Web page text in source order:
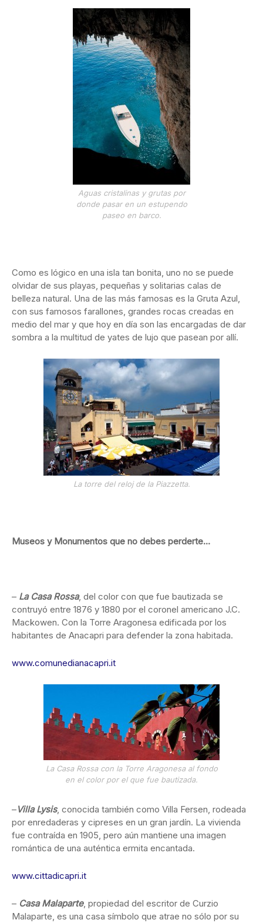
Aguas cristalinas y grutas por
donde pasar en un estupendo
paseo en barco.
Como es lógico en una isla tan bonita, uno no se puede
olvidar de sus playas, pequeñas y solitarias calas de
belleza natural. Una de las más famosas es la Gruta Azul,
con sus famosos farallones, grandes rocas creadas en
medio del mar y que hoy en día son las encargadas de dar
sombra a la multitud de yates de lujo que pasean por allí.
La torre del reloj de la Piazzetta.
Museos y Monumentos que no debes perderte…
– La Casa Rossa, del color con que fue bautizada se
contruyó entre 1876 y 1880 por el coronel americano J.C.
Mackowen. Con la Torre Aragonesa edificada por los
habitantes de Anacapri para defender la zona habitada.
www.comunedianacapri.it
La Casa Rossa con la Torre Aragonesa al fondo
en el color por el que fue bautizada.
–Villa Lysis, conocida también como Villa Fersen, rodeada
por enredaderas y cipreses en un gran jardín. La vivienda
fue contraída en 1905, pero aún mantiene una imagen
romántica de una auténtica ermita encantada.
www.cittadicapri.it
– Casa Malaparte, propiedad del escritor de Curzio
Malaparte, es una casa símbolo que atrae no sólo por su